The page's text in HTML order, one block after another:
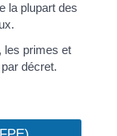
la plupart des
les primes et
décret.